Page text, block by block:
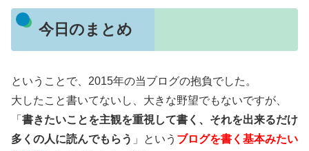
今日のまとめ
ということで、2015年の当ブログの抱負でした。
大したこと書いてないし、大きな野望でもないですが、
「 書きたいことを主観を重視して書く、それを出来るだけ
多くの人に読んでもらう 」という ブログを書く基本みたい